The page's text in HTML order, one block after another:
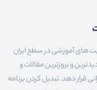
های آموزشی در سطح ایران
و بروزترین مقالات و
قرار دهد. تبدیل کردن برنامه